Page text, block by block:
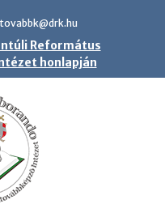
tovabbk@drk.hu
Református
honlapján